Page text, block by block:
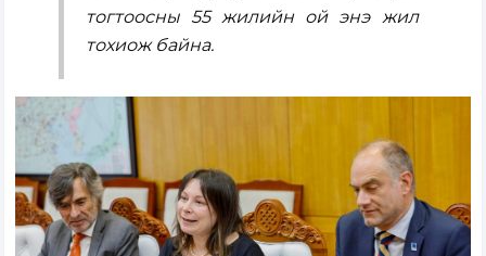
тогтоосны 55 жилийн ой энэ жил
тохиож байна.